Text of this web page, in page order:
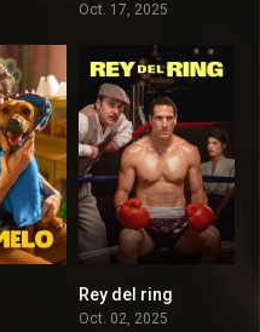
Oct. 17, 2025
Rey del ring
Oct. 02, 2025